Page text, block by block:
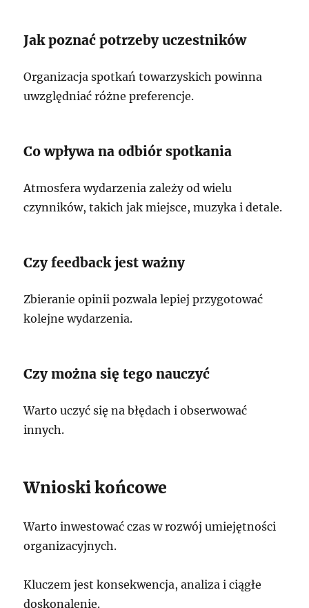
Jak poznać potrzeby uczestników
Organizacja spotkań towarzyskich powinna
uwzględniać różne preferencje.
Co wpływa na odbiór spotkania
Atmosfera wydarzenia zależy od wielu
czynników, takich jak miejsce, muzyka i detale.
Czy feedback jest ważny
Zbieranie opinii pozwala lepiej przygotować
kolejne wydarzenia.
Czy można się tego nauczyć
Warto uczyć się na błędach i obserwować
innych.
Wnioski końcowe
Warto inwestować czas w rozwój umiejętności
organizacyjnych.
Kluczem jest konsekwencja, analiza i ciągłe
doskonalenie.